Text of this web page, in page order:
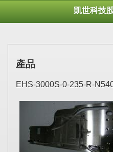
凱世科技
產品
EHS-3000S-0-235-R-